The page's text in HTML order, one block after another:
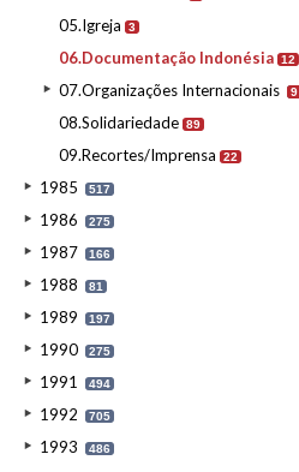
05.Igreja 3
06.Documentação Indonésia 12
07.Organizações Internacionais 9
08.Solidariedade 89
09.Recortes/Imprensa 22
1985 517
1986 275
1987 166
1988 81
1989 197
1990 275
1991 494
1992 705
1993 486